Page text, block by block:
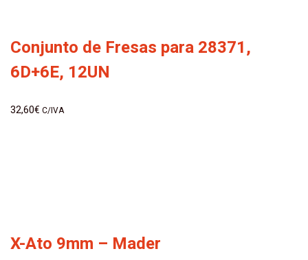
Conjunto de Fresas para 28371,
6D+6E, 12UN
32,60€ C/IVA
X-Ato 9mm – Mader